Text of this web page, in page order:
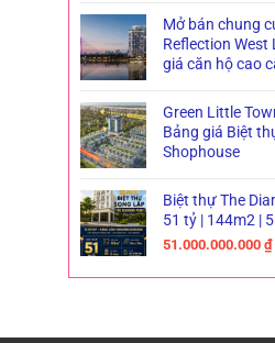
Mở bán chung
Reflection West
giá căn hộ cao
Green Little
Bảng giá Biệt
Shophouse
Biệt thự The
51 tỷ | 144m2 |
51.000.000.000 ₫